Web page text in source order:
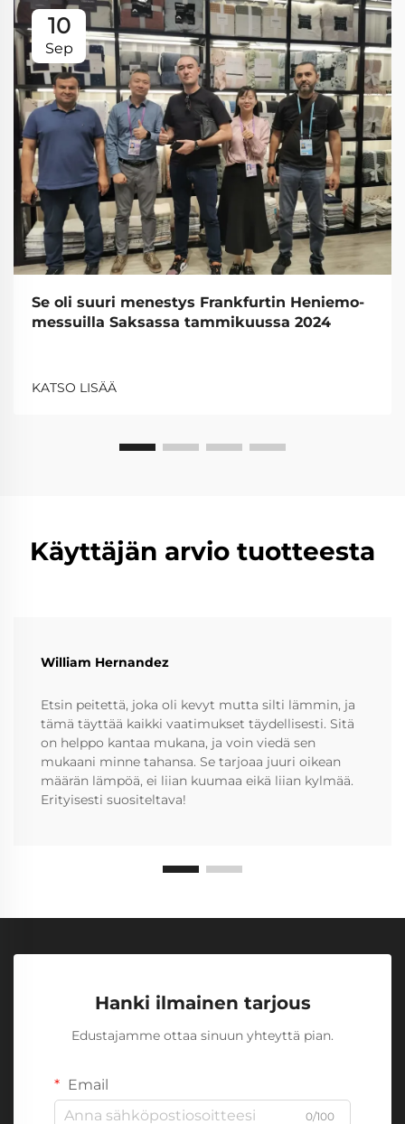
10
Sep
Se oli suuri menestys Frankfurtin Heniemo-
messuilla Saksassa tammikuussa 2024
KATSO LISÄÄ
Käyttäjän arvio tuotteesta
William Hernandez
Etsin peitettä, joka oli kevyt mutta silti lämmin, ja
tämä täyttää kaikki vaatimukset täydellisesti. Sitä
on helppo kantaa mukana, ja voin viedä sen
mukaani minne tahansa. Se tarjoaa juuri oikean
määrän lämpöä, ei liian kuumaa eikä liian kylmää.
Erityisesti suositeltava!
Hanki ilmainen tarjous
Edustajamme ottaa sinuun yhteyttä pian.
Email
0/100